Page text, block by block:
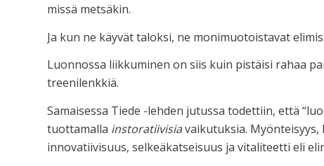
missä metsäkin.
Ja kun ne käyvät taloksi, ne monimuotoistavat
Luonnossa liikkuminen on siis kuin pistäisi rahaa
treenilenkkiä.
Samaisessa Tiede -lehden jutussa todettiin, että
tuottamalla instoratiivisiavaikutuksia.
innovatiivisuus, selkeäkatseisuus ja vitaliteetti eli